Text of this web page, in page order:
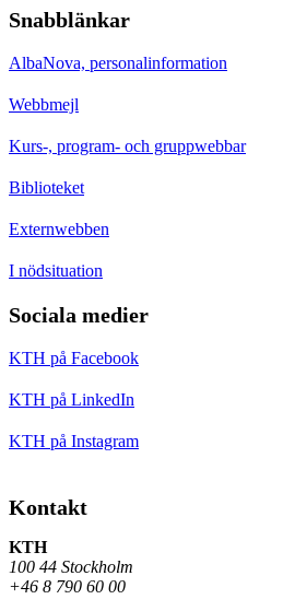
Snabblänkar
AlbaNova, personalinformation
Webbmejl
Kurs-, program- och gruppwebbar
Biblioteket
Externwebben
I nödsituation
Sociala medier
KTH på Facebook
KTH på LinkedIn
KTH på Instagram
Kontakt
KTH
100 44 Stockholm
+46 8 790 60 00